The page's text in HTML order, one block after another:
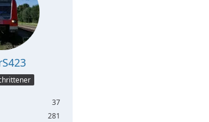
37
281